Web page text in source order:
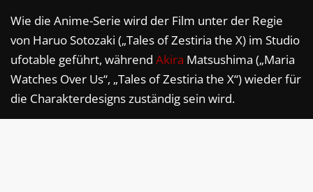
Wie die Anime-Serie wird der Film unter der Regie
von Haruo Sotozaki („Tales of Zestiria the X) im Studio
ufotable geführt, während Akira Matsushima („Maria
Watches Over Us“, „Tales of Zestiria the X“) wieder für
die Charakterdesigns zuständig sein wird.